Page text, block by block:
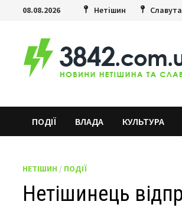
08.08.2026 Нетішин Славута
ПОДІЇ ВЛАДА КУЛЬТУРА
НЕТІШИН / ПОДІЇ
Нетішинець